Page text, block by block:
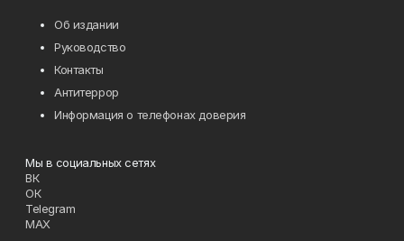
Об издании
Руководство
Контакты
Антитеррор
Информация о телефонах доверия
Мы в социальных сетях
ВК
ОК
Telegram
MAX